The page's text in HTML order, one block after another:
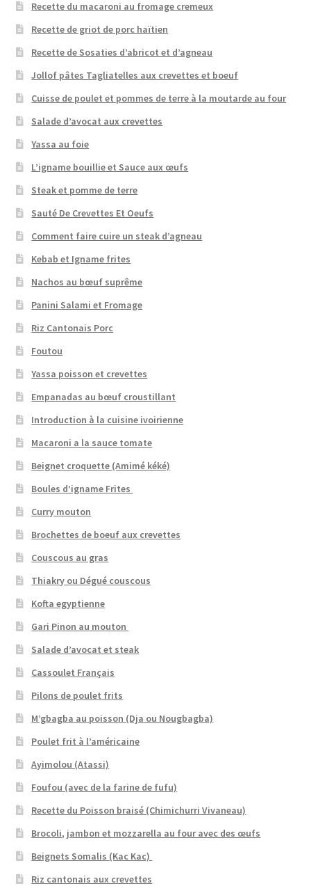
Recette du macaroni au fromage cremeux
Recette de griot de porc haïtien
Recette de Sosaties d’abricot et d’agneau
Jollof pâtes Tagliatelles aux crevettes et boeuf
Cuisse de poulet et pommes de terre à la moutarde au four
Salade d’avocat aux crevettes
Yassa au foie
L’igname bouillie et Sauce aux œufs
Steak et pomme de terre
Sauté De Crevettes Et Oeufs
Comment faire cuire un steak d’agneau
Kebab et Igname frites
Nachos au bœuf suprême
Panini Salami et Fromage
Riz Cantonais Porc
Foutou
Yassa poisson et crevettes
Empanadas au bœuf croustillant
Introduction à la cuisine ivoirienne
Macaroni a la sauce tomate
Beignet croquette (Amimé kéké)
Boules d’igname Frites
Curry mouton
Brochettes de boeuf aux crevettes
Couscous au gras
Thiakry ou Dégué couscous
Kofta egyptienne
Gari Pinon au mouton
Salade d’avocat et steak
Cassoulet Français
Pilons de poulet frits
M’gbagba au poisson (Dja ou Nougbagba)
Poulet frit à l’américaine
Ayimolou (Atassi)
Foufou (avec de la farine de fufu)
Recette du Poisson braisé (Chimichurri Vivaneau)
Brocoli, jambon et mozzarella au four avec des œufs
Beignets Somalis (Kac Kac)
Riz cantonais aux crevettes